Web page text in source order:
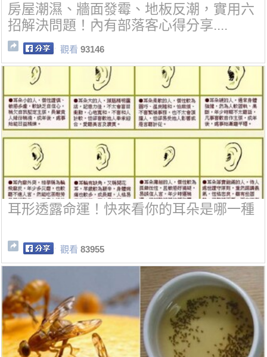
房屋潮濕、牆面發霉、地板反潮，實用六
招解決問題！內有部落客心得分享....
觀看 93146
耳形透露命運！快來看你的耳朵是哪一種
觀看 83955